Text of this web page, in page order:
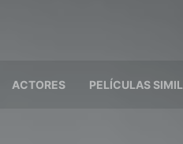
ACTORES PELÍCULAS